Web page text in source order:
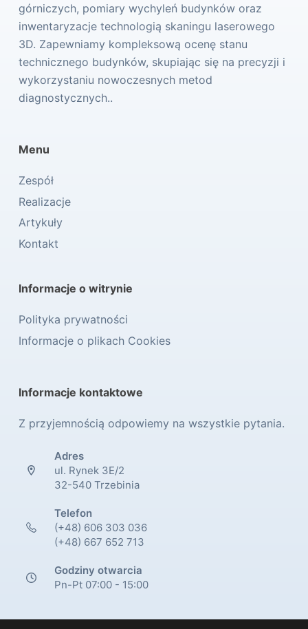
górniczych, pomiary wychyleń budynków oraz
inwentaryzacje technologią skaningu laserowego
3D. Zapewniamy kompleksową ocenę stanu
technicznego budynków, skupiając się na precyzji i
wykorzystaniu nowoczesnych metod
diagnostycznych..
Menu
Zespół
Realizacje
Artykuły
Kontakt
Informacje o witrynie
Polityka prywatności
Informacje o plikach Cookies
Informacje kontaktowe
Z przyjemnością odpowiemy na wszystkie pytania.
Adres
ul. Rynek 3E/2
32-540 Trzebinia
Telefon
(+48) 606 303 036
(+48) 667 652 713
Godziny otwarcia
Pn-Pt 07:00 - 15:00